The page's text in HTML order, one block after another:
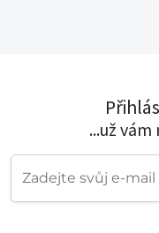
...už